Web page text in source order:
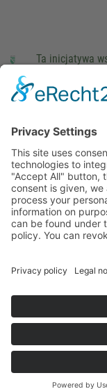
Ta inicjatywa
stopka redakcyjna
This site uses
technologies to
"Accept All" button,
After consent is
companies process
companies can be
DENY